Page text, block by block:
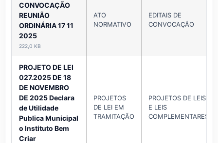
CONVOCAÇÃO
REUNIÃO
ORDINÁRIA 17 11
2025
222,0 KB
ATO
NORMATIVO
EDITAIS DE
CONVOCAÇÃO
PROJETO DE LEI
027.2025 DE 18
DE NOVEMBRO
DE 2025 Declara
de Utilidade
Publica Municipal
o Instituto Bem
Criar
PROJETOS
DE LEI EM
TRAMITAÇÃO
PROJETOS DE LEIS
E LEIS
COMPLEMENTARES